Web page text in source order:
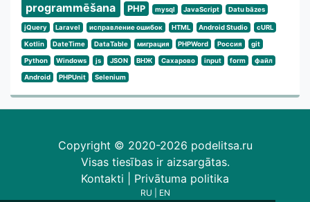
programmēšana PHP mysql JavaScript Datu bāzes
jQuery Laravel исправление ошибок HTML Android Studio cURL
Kotlin DateTime DataTable миграция PHPWord Россия git
Python Windows js JSON ВНЖ Сахарово input form файл
Android PHPUnit Selenium
Copyright © 2020-2026 podelitsa.ru
Visas tiesības ir aizsargātas.
Kontakti
Privātuma politika
RU
EN